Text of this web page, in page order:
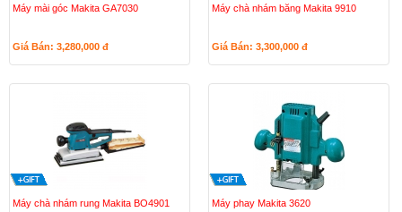
Máy mài góc Makita GA7030
Giá Bán: 3,280,000 đ
Máy chà nhám băng Makita 9910
Giá Bán: 3,300,000 đ
Máy chà nhám rung Makita BO4901 Máy phay Makita 3620